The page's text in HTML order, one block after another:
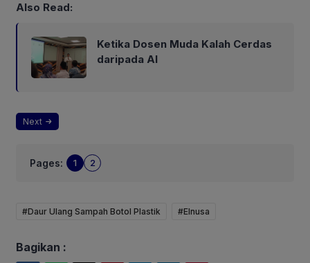
Also Read:
Ketika Dosen Muda Kalah Cerdas
daripada AI
Next
Pages: 1 2
#Daur Ulang Sampah Botol Plastik #Elnusa
Bagikan :